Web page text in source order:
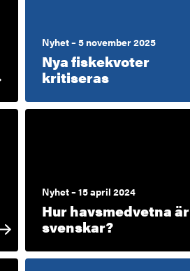
Nyhet – 5 november 2025
Nya fiskekvoter
kritiseras
Nyhet – 15 april 2024
Hur havsmedvetna är
svenskar?